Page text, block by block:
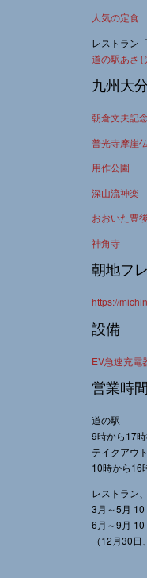
人気の定食
レストラン
道の駅あさ
九州大
朝倉文夫記
普光寺摩崖仏
用作公園
深山流神楽
おおいた豊
神角寺
朝地フ
https://
設備
EV急速充電
営業時間
道の駅
9時から17
テイクアウ
10時から16
レストラン
3月～5月
6月～9月
（12月30